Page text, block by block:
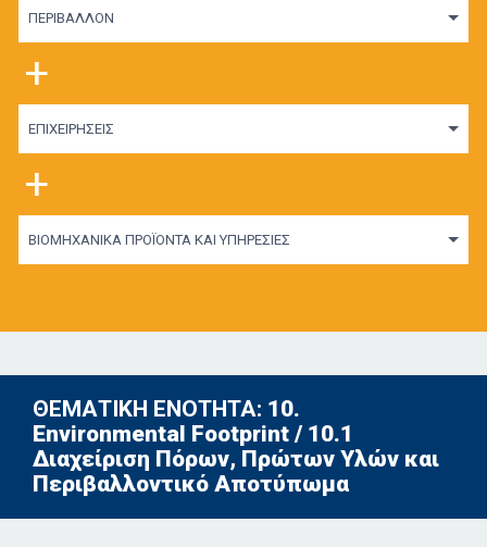
ΠΕΡΙΒΑΛΛΟΝ
+
ΕΠΙΧΕΙΡΗΣΕΙΣ
+
ΒΙΟΜΗΧΑΝΙΚΑ ΠΡΟΪΟΝΤΑ ΚΑΙ ΥΠΗΡΕΣΙΕΣ
ΘΕΜΑΤΙΚΗ ΕΝΟΤΗΤΑ: 10.
Environmental Footprint / 10.1
Διαχείριση Πόρων, Πρώτων Υλών και
Περιβαλλοντικό Αποτύπωμα